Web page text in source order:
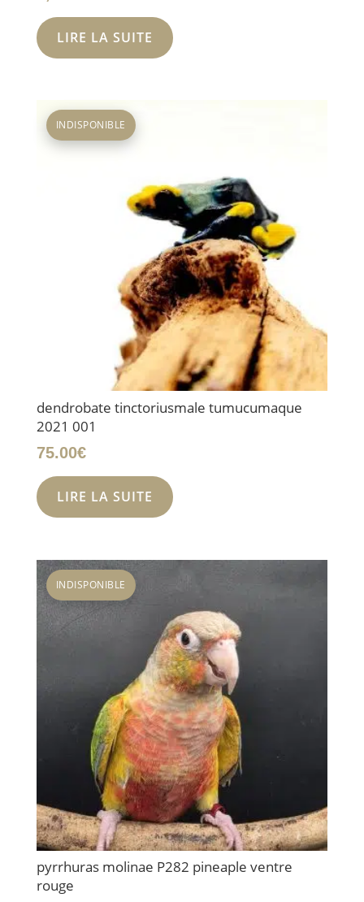
LIRE LA SUITE
dendrobate tinctoriusmale tumucumaque
2021 001
75.00€
INDISPONIBLE
LIRE LA SUITE
pyrrhuras molinae P282 pineaple ventre
rouge
INDISPONIBLE